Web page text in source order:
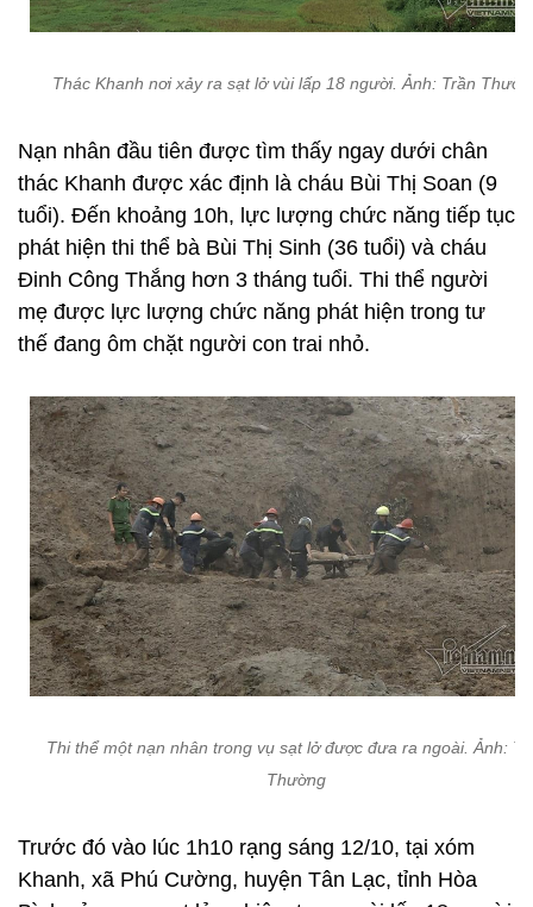
Thác Khanh nơi xảy ra sạt lở vùi lấp 18 người. Ảnh: Trần
Nạn nhân đầu tiên được tìm thấy ngay dưới chân
thác Khanh được xác định là cháu Bùi Thị Soan (9
tuổi). Đến khoảng 10h, lực lượng chức năng tiếp tục
phát hiện thi thể bà Bùi Thị Sinh (36 tuổi) và cháu
Đinh Công Thắng hơn 3 tháng tuổi. Thi thể người
mẹ được lực lượng chức năng phát hiện trong tư
thế đang ôm chặt người con trai nhỏ.
Thi thể một nạn nhân trong vụ sạt lở được đưa ra ngoài. Ảnh:
Thường
Trước đó vào lúc 1h10 rạng sáng 12/10, tại xóm
Khanh, xã Phú Cường, huyện Tân Lạc, tỉnh Hòa